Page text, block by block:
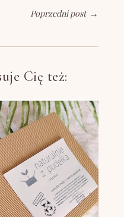
Poprzedni post→
Cię też: